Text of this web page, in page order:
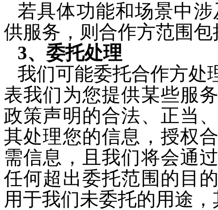
若具体功能和场景中
供服务，则合作方范围包
3、委托处理
我们可能委托合作方处
表我们为您提供某些服
政策声明的合法、正当
其处理您的信息，授权
需信息，且我们将会通
任何超出委托范围的目
用于我们未委托的用途